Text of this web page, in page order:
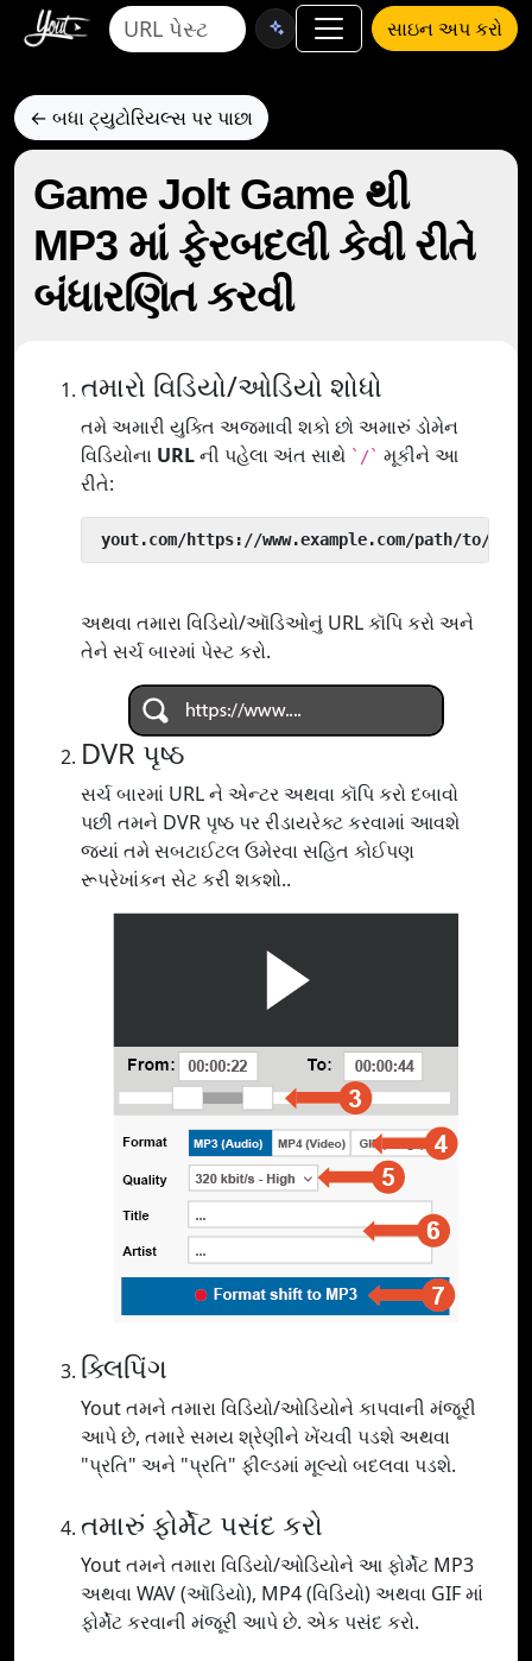
સાઇન અપ કરો
← બધા ટ્યુટોરિયલ્સ પર પાછા
Game Jolt Game થી
MP3 માં ફેરબદલી કેવી રીતે
બંધારણિત કરવી
તમારો વિડિયો/ઓડિયો શોધો
તમે અમારી યુક્તિ અજમાવી શકો છો અમારું ડોમેન
વિડિયોના URLની પહેલા અંત સાથે `/` મૂકીને આ
રીતે:
yout.com/https://www.example.com/path/to/
અથવા તમારા વિડિયો/ઑડિઓનું URL કૉપિ કરો અને
તેને સર્ચ બારમાં પેસ્ટ કરો.
DVR પૃષ્ઠ
સર્ચ બારમાં URL ને એન્ટર અથવા કૉપિ કરો દબાવો
પછી તમને DVR પૃષ્ઠ પર રીડાયરેક્ટ કરવામાં આવશે
જ્યાં તમે સબટાઈટલ ઉમેરવા સહિત કોઈપણ
રૂપરેખાંકન સેટ કરી શકશો..
ક્લિપિંગ
Yout તમને તમારા વિડિયો/ઓડિયોને કાપવાની મંજૂરી
આપે છે, તમારે સમય શ્રેણીને ખેંચવી પડશે અથવા
"પ્રતિ" અને "પ્રતિ" ફીલ્ડમાં મૂલ્યો બદલવા પડશે.
તમારું ફોર્મેટ પસંદ કરો
Yout તમને તમારા વિડિયો/ઓડિયોને આ ફોર્મેટ MP3
અથવા WAV (ઑડિયો), MP4 (વિડિયો) અથવા GIF માં
ફોર્મેટ કરવાની મંજૂરી આપે છે. એક પસંદ કરો.